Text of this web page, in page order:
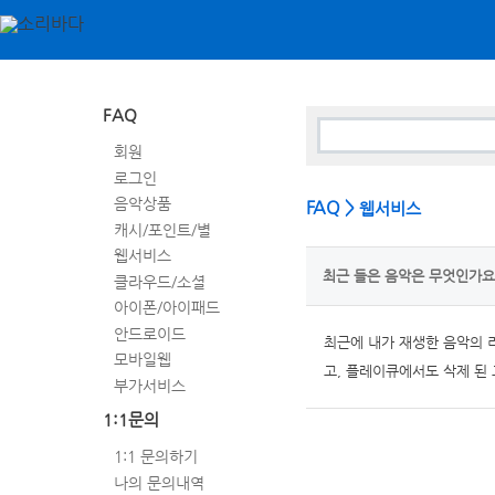
FAQ
회원
로그인
음악상품
캐시/포인트/별
웹서비스
클라우드/소셜
아이폰/아이패드
안드로이드
모바일웹
부가서비스
1:1문의
1:1 문의하기
나의 문의내역
FAQ > 웹서비스
최근 들은 음악은 무엇인가
최근에 내가 재생한 음악의
고, 플레이큐에서도 삭제 된